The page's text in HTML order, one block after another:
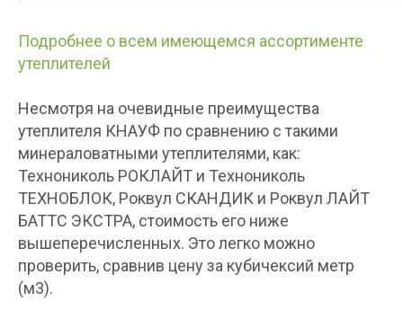
Подробнее о всем имеющемся ассортименте
утеплителей
Несмотря на очевидные преимущества
утеплителя КНАУФ по сравнению с такими
минераловатными утеплителями, как:
Технониколь РОКЛАЙТ и Технониколь
ТЕХНОБЛОК, Роквул СКАНДИК и Роквул ЛАЙТ
БАТТС ЭКСТРА, стоимость его ниже
вышеперечисленных. Это легко можно
проверить, сравнив цену за кубичексий метр
(м3).